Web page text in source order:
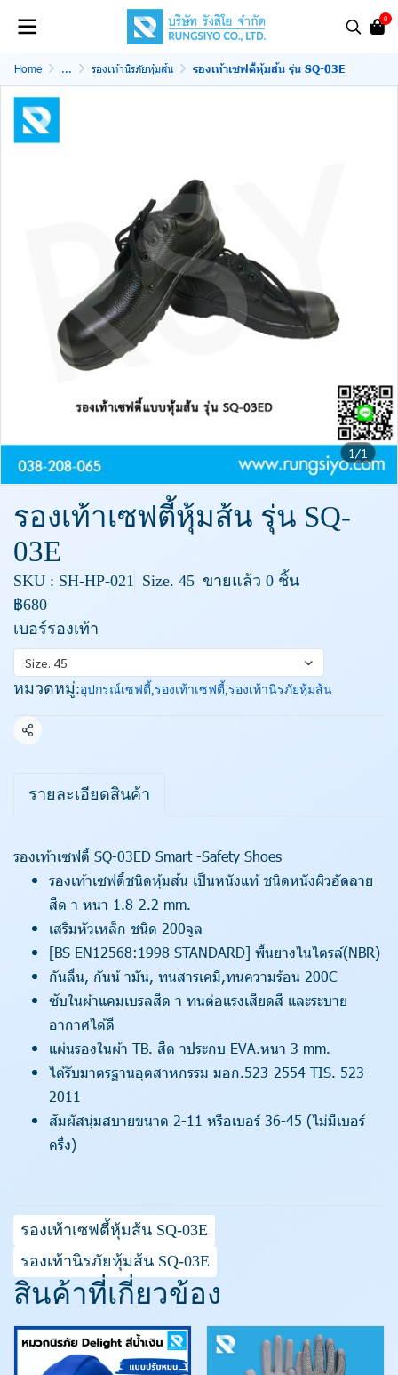
0
Home ... รองเท้านิรภัยหุ้มส้น รองเท้าเซฟตี้หุ้มส้น รุ่น SQ-03E
1/1
รองเท้าเซฟตี้หุ้มส้น รุ่น SQ-
03E
SKU : SH-HP-021 Size. 45 ขายแล้ว 0 ชิ้น
฿680
เบอร์รองเท้า
Size. 45
หมวดหมู่:อุปกรณ์เซฟตี้,รองเท้าเซฟตี้,รองเท้านิรภัยหุ้มส้น
แชร์
รายละเอียดสินค้า
รองเท้าเซฟตี้ SQ-03ED Smart -Safety Shoes
รองเท้าเซฟตี้ชนิดหุ้มส้น เป็นหนังแท้ ชนิดหนังผิวอัดลาย
สีด า หนา 1.8-2.2 mm.
เสริมหัวเหล็ก ชนิด 200จูล
[BS EN12568:1998 STANDARD] พื้นยางไนไตรล์(NBR)
กันลื่น, กันน้ ามัน, ทนสารเคมี,ทนความร้อน 200C
ซับในผ้าแคมเบรลสีด า ทนต่อแรงเสียดสี และระบาย
อากาศได้ดี
แผ่นรองในผ้า TB. สีด าประกบ EVA.หนา 3 mm.
ได้รับมาตรฐานอุตสาหกรรม มอก.523-2554 TIS. 523-
2011
สัมผัสนุ่มสบายขนาด 2-11 หรือเบอร์ 36-45 (ไม่มีเบอร์
ครึ่ง)
รองเท้าเซฟตี้หุ้มส้น SQ-03E
รองเท้านิรภัยหุ้มส้น SQ-03E
สินค้าที่เกี่ยวข้อง